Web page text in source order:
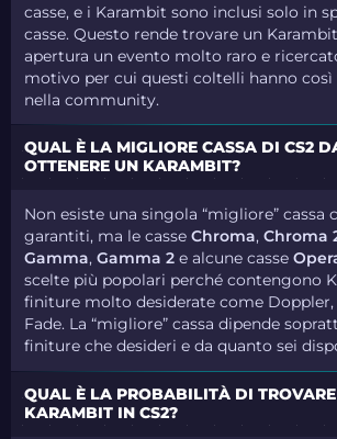
casse, e i Karambit sono inclusi solo in
casse. Questo rende trovare un
apertura un evento molto raro e
motivo per cui questi coltelli hanno
nella community.
QUAL È LA MIGLIORE CASSA DI CS2
OTTENERE UN KARAMBIT?
Non esiste una singola “migliore” cassa
garantiti, ma le casseChroma,Chroma
Gamma,Gamma 2 e alcune casse
scelte più popolari perché contengono
finiture molto desiderate come Doppler,
Fade. La “migliore” cassa dipende
finiture che desideri e da quanto sei
QUAL È LA PROBABILITÀ DI
KARAMBIT IN CS2?